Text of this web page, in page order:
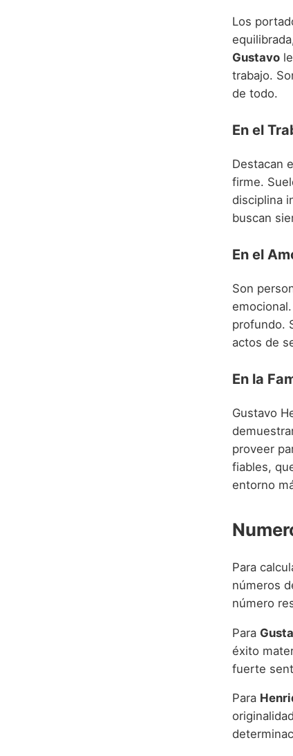
Los
Gustavo
trabajo.
de todo.
En el
Destacan
firme.
disciplina
buscan
En el
Son
profundo.
actos de
En la
Gustavo
proveer
fiables,
entorno
Para
números
número
Para
éxito
fuerte
Para